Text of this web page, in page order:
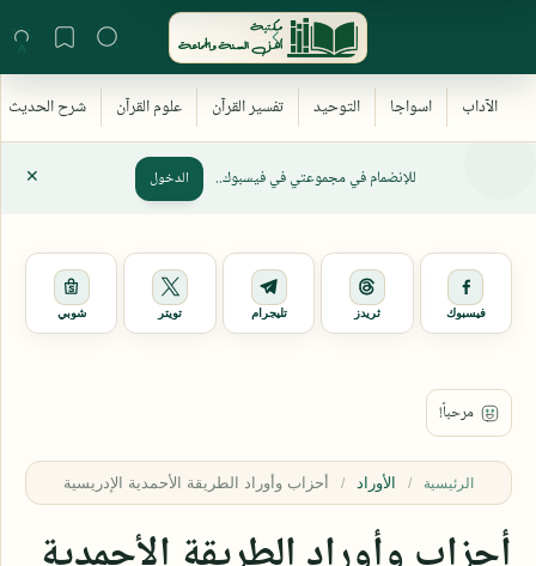
للإنضمام في مجموعتي في فيسبوك.. الدخول
فيسبوك ثريدز تليجرام تويتر شوبي
الرئيسية الأوراد